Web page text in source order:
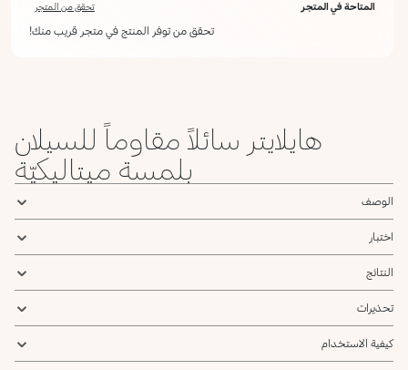
المتاحة في المتجر تحقق من المتجر
تحقق من توفر المنتج في متجر قريب منك!
هايلايتر سائلاً مقاوماً للسيلان
بلمسة ميتاليكيّة
الوصف
اختبار
النتائج
تحذيرات
كيفية الاستخدام